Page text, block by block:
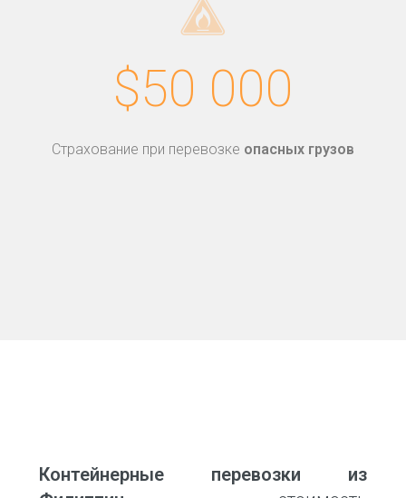
$50 000
Страхование при перевозке опасных грузов
Контейнерные перевозки из